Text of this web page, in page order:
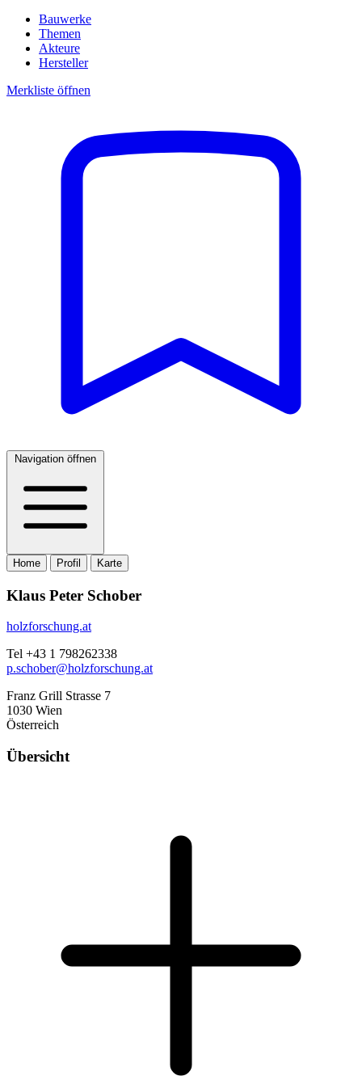
Bauwerke
Themen
Akteure
Hersteller
Merkliste öffnen
Navigation öffnen
Home Profil Karte
Klaus Peter Schober
holzforschung.at
Tel +43 1 798262338
p.schober@holzforschung.at
Franz Grill Strasse 7
1030 Wien
Österreich
Übersicht